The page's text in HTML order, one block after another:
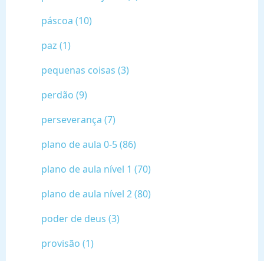
páscoa (10)
paz (1)
pequenas coisas (3)
perdão (9)
perseverança (7)
plano de aula 0-5 (86)
plano de aula nível 1 (70)
plano de aula nível 2 (80)
poder de deus (3)
provisão (1)